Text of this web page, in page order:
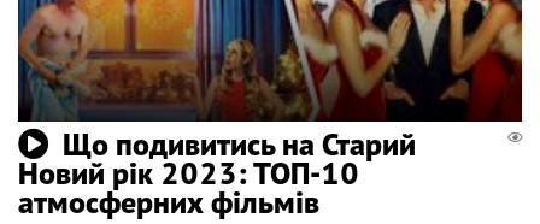
Що подивитись на Старий
Новий рік 2023: ТОП-10
атмосферних фільмів